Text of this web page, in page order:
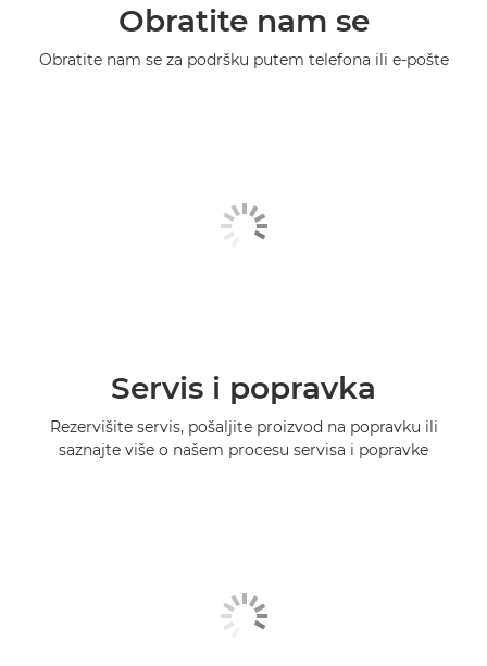
Obratite nam se
Obratite nam se za podršku putem telefona ili e-pošte
Servis i popravka
Rezervišite servis, pošaljite proizvod na popravku ili
saznajte više o našem procesu servisa i popravke